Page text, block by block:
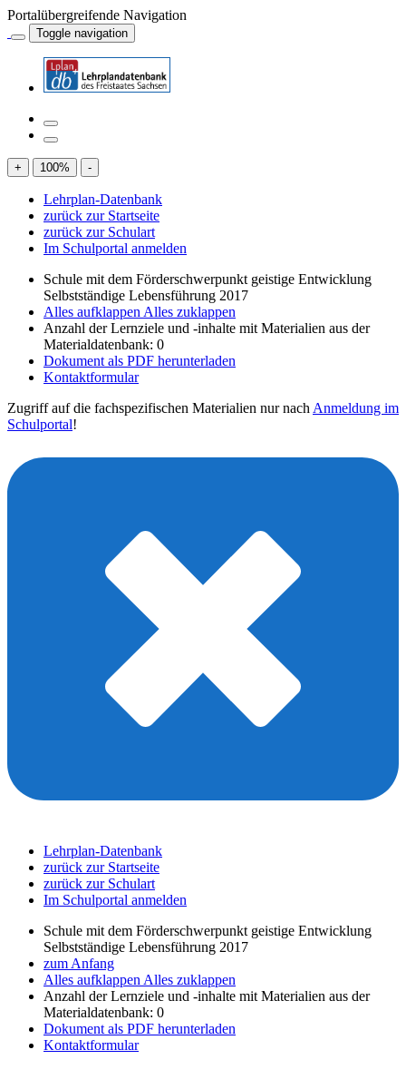
Portalübergreifende Navigation
Toggle navigation
+ 100% -
Lehrplan-Datenbank
zurück zur Startseite
zurück zur Schulart
Im Schulportal anmelden
Schule mit dem Förderschwerpunkt geistige Entwicklung
Selbstständige Lebensführung 2017
Alles aufklappen Alles zuklappen
Anzahl der Lernziele und -inhalte mit Materialien aus der
Materialdatenbank: 0
Dokument als PDF herunterladen
Kontaktformular
Zugriff auf die fachspezifischen Materialien nur nach Anmeldung im
Schulportal!
Lehrplan-Datenbank
zurück zur Startseite
zurück zur Schulart
Im Schulportal anmelden
Schule mit dem Förderschwerpunkt geistige Entwicklung
Selbstständige Lebensführung 2017
zum Anfang
Alles aufklappen Alles zuklappen
Anzahl der Lernziele und -inhalte mit Materialien aus der
Materialdatenbank: 0
Dokument als PDF herunterladen
Kontaktformular